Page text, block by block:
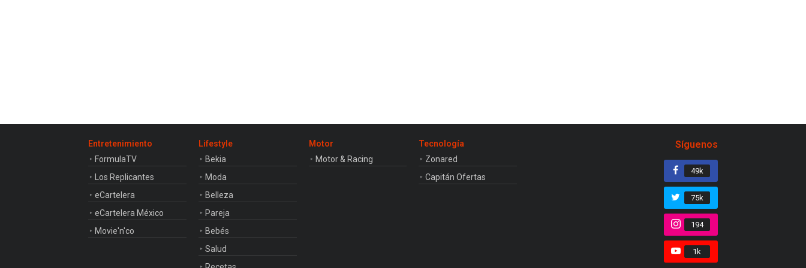
Entretenimiento
FormulaTV
Los Replicantes
eCartelera
eCartelera México
Movie'n'co
Lifestyle
Bekia
Moda
Belleza
Pareja
Bebés
Salud
Motor
Motor & Racing
Tecnología
Zonared
Capitán Ofertas
Síguenos
49k
75k
194
1k